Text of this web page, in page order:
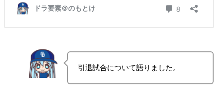
引退試合について語りました。